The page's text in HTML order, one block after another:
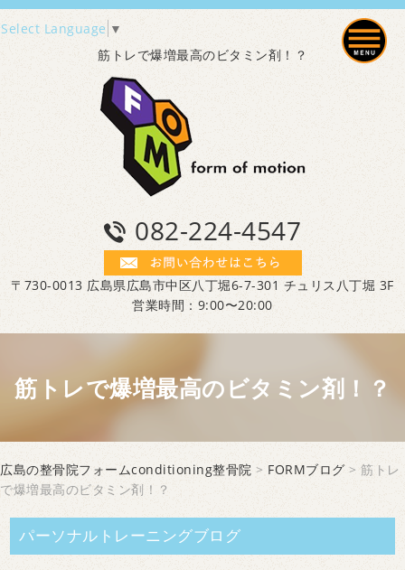
Select Language ▼
筋トレで爆増最高のビタミン剤！？
082-224-4547
〒730-0013 広島県広島市中区八丁堀6-7-301 チュリス八丁堀 3F
営業時間：9:00〜20:00
筋トレで爆増最高のビタミン剤！？
広島の整骨院フォームconditioning整骨院 > FORMブログ > 筋トレ
で爆増最高のビタミン剤！？
パーソナルトレーニングブログ